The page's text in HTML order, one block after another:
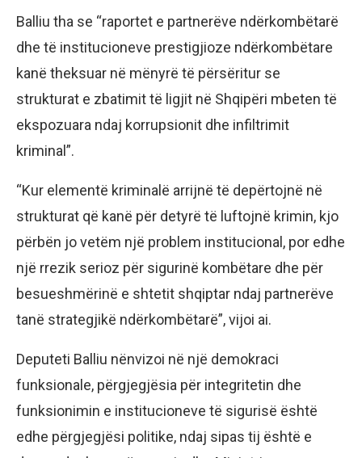
Balliu tha se “raportet e partnerëve ndërkombëtarë
dhe të institucioneve prestigjioze ndërkombëtare
kanë theksuar në mënyrë të përsëritur se
strukturat e zbatimit të ligjit në Shqipëri mbeten të
ekspozuara ndaj korrupsionit dhe infiltrimit
kriminal”.
“Kur elementë kriminalë arrijnë të depërtojnë në
strukturat që kanë për detyrë të luftojnë krimin, kjo
përbën jo vetëm një problem institucional, por edhe
një rrezik serioz për sigurinë kombëtare dhe për
besueshmërinë e shtetit shqiptar ndaj partnerëve
tanë strategjikë ndërkombëtarë”, vijoi ai.
Deputeti Balliu nënvizoi në një demokraci
funksionale, përgjegjësia për integritetin dhe
funksionimin e institucioneve të sigurisë është
edhe përgjegjësi politike, ndaj sipas tij është e